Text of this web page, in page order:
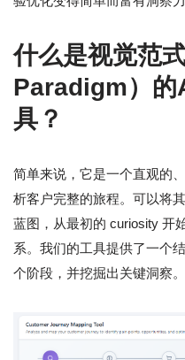
什么是视觉范
Paradigm）的
具？
简单来说，它是一个直观的
析客户完整的旅程。可以将
蓝图，从最初的 curiosity 开
系。我们的工具提供了一个
个阶段，并挖掘出关键洞察。